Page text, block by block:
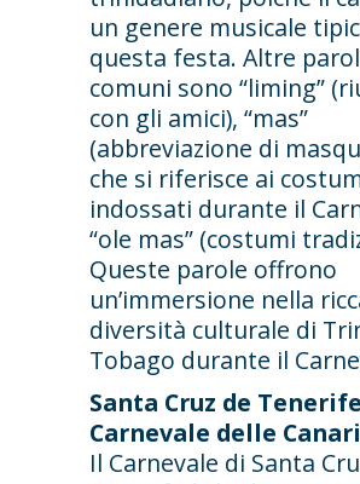
un genere musicale
questa festa. Altre
comuni sono “liming”
con gli amici), “mas”
(abbreviazione di
che si riferisce ai
indossati durante il
“ole mas” (costumi
Queste parole offrono
un’immersione nella
diversità culturale di
Tobago durante il
Santa Cruz de
Carnevale delle
Il Carnevale di Santa